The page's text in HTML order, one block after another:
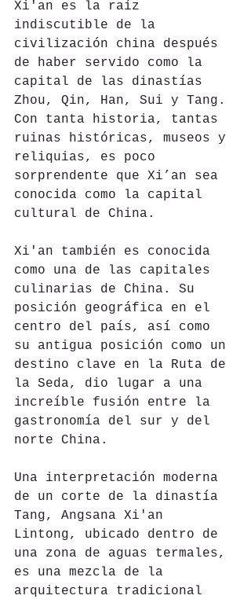
Xi'an es la raíz
indiscutible de la
civilización china después
de haber servido como la
capital de las dinastías
Zhou, Qin, Han, Sui y Tang.
Con tanta historia, tantas
ruinas históricas, museos y
reliquias, es poco
sorprendente que Xi’an sea
conocida como la capital
cultural de China.
Xi'an también es conocida
como una de las capitales
culinarias de China. Su
posición geográfica en el
centro del país, así como
su antigua posición como un
destino clave en la Ruta de
la Seda, dio lugar a una
increíble fusión entre la
gastronomía del sur y del
norte China.
Una interpretación moderna
de un corte de la dinastía
Tang, Angsana Xi'an
Lintong, ubicado dentro de
una zona de aguas termales,
es una mezcla de la
arquitectura tradicional